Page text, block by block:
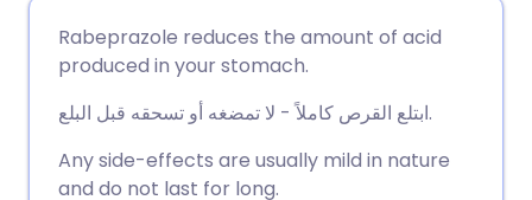
مشاركة عبر فيسبوك
مشاركة عبر لينكد إن
🇩🇪 Deutsch
🇮🇹 Italiano 🇵🇹
Rabeprazole reduces the amount of acid
produced in your stomach.
ابتلع القرص كاملاً - لا تمضغه أو تسحقه قبل البلع.
Any side-effects are usually mild in nature
and do not last for long.